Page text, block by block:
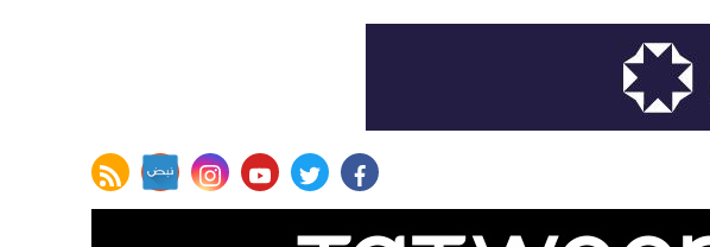
facebook
twitter
youtube
instagram
rss feed